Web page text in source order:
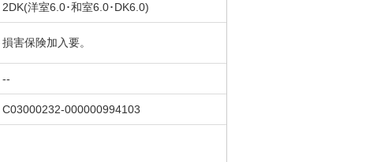
2DK(洋室6.0･和室6.0･DK6.0)
損害保険加入要。
--
C03000232-000000994103